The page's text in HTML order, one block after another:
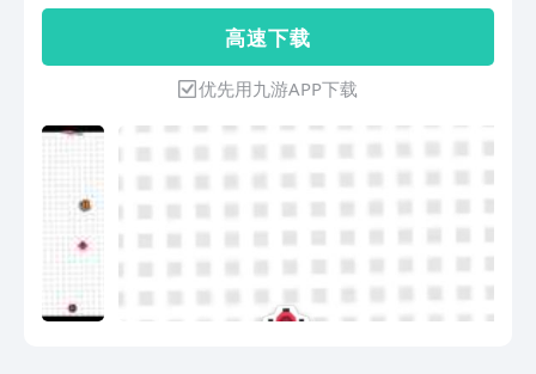
高 速 下 载
优先用九游APP下载